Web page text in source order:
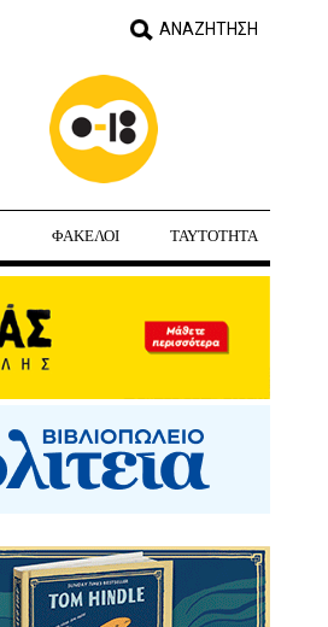
ΦΑΚΕΛΟΙ ΤΑΥΤΟΤΗΤΑ